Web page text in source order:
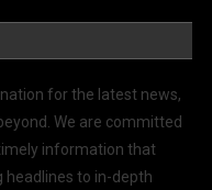
for the latest news,
We are committed
information that
headlines to in-depth